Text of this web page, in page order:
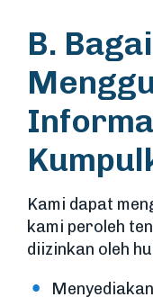
B.
Kami dapat
kami peroleh
diizinkan oleh